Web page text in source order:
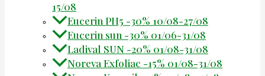
15/08
Eucerin PH5 -30% 10/08-27/08
Eucerin sun -30% 01/06-31/08
Ladival SUN -20% 01/08-31/08
Noreva Exfoliac -15% 01/08-31/08